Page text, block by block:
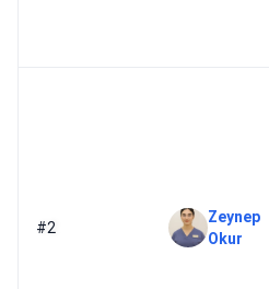
#2
Zeynep
Okur